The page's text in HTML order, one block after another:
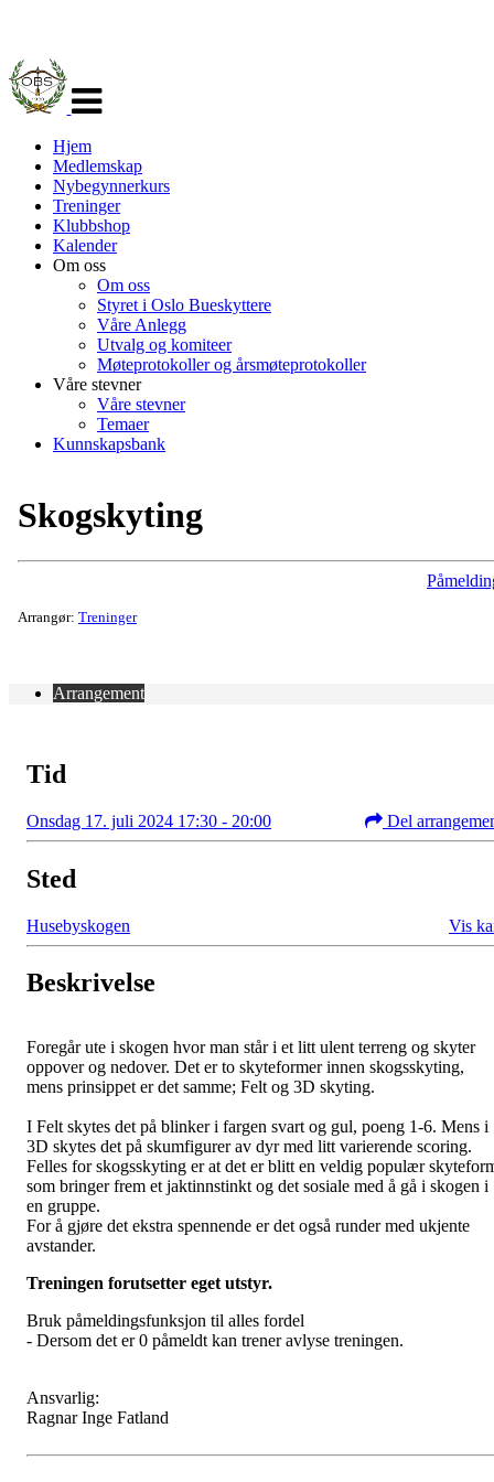
navigasjon
Hjem
Medlemskap
Nybegynnerkurs
Treninger
Klubbshop
Kalender
Om oss
Om oss
Styret i Oslo Bueskyttere
Våre Anlegg
Utvalg og komiteer
Møteprotokoller og årsmøteprotokoller
Våre stevner
Våre stevner
Temaer
Kunnskapsbank
Skogskyting
Arrangør: Treninger
Arrangement
Tid
Onsdag 17. juli 2024 17:30 - 20:00 Del
Sted
Husebyskogen Vis
Beskrivelse
Foregår ute i skogen hvor man står i et litt ulent terreng og skyter
oppover og nedover. Det er to skyteformer innen skogsskyting,
mens prinsippet er det samme; Felt og 3D skyting.
I Felt skytes det på blinker i fargen svart og gul, poeng 1-6. Mens i
3D skytes det på skumfigurer av dyr med litt varierende scoring.
Felles for skogsskyting er at det er blitt en veldig populær
som bringer frem et jaktinnstinkt og det sosiale med å gå i skogen i
en gruppe.
For å gjøre det ekstra spennende er det også runder med ukjente
avstander.
Treningen forutsetter eget utstyr.
Bruk påmeldingsfunksjon til alles fordel
- Dersom det er 0 påmeldt kan trener avlyse treningen.
Ansvarlig:
Ragnar Inge Fatland